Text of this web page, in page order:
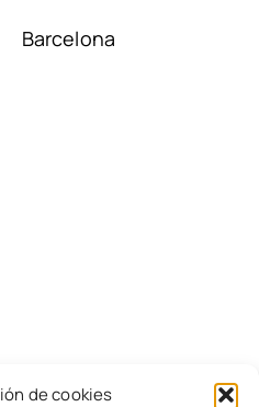
de cookies
Barcelona